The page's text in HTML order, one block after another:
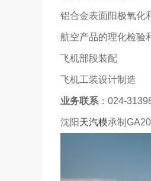
铝合金表面阳极氧化
航空产品的理化检验
飞机部段装配
飞机工装设计制造
业务联系 ：024-
沈阳 天汽模承制